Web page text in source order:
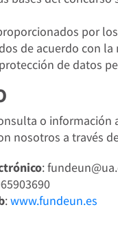
por
de acuerdo con la
de datos
o información
nosotros a través
:
:www.fundeun.es